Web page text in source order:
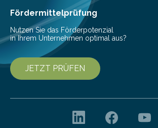
interessierte Studierende bei zwei
Fördermittelprüfung
Nutzen Sie das Förderpotenzial
in Ihrem Unternehmen optimal aus?
JETZT PRÜFEN